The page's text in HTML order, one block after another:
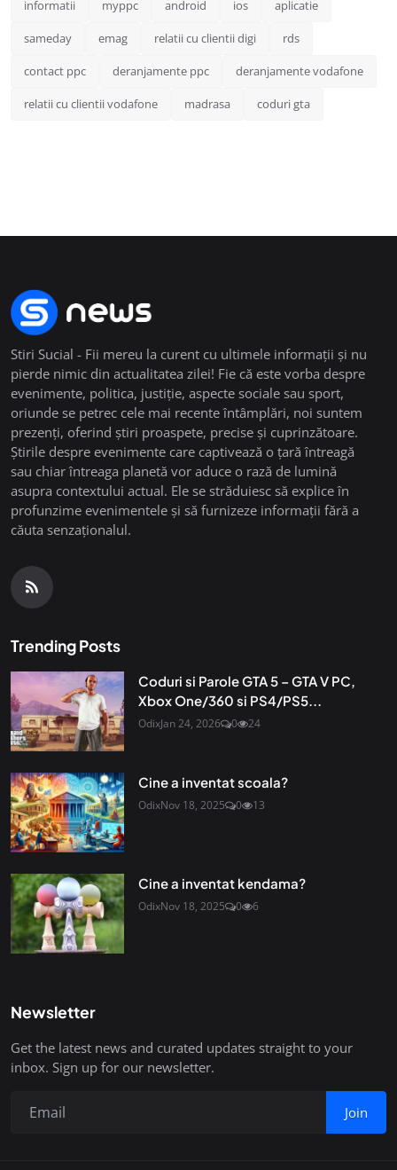
informatii myppc android ios aplicatie
sameday emag relatii cu clientii digi rds
contact ppc deranjamente ppc deranjamente vodafone
relatii cu clientii vodafone madrasa coduri gta
Stiri Sucial - Fii mereu la curent cu ultimele informații și nu
pierde nimic din actualitatea zilei! Fie că este vorba despre
evenimente, politica, justiție, aspecte sociale sau sport,
oriunde se petrec cele mai recente întâmplări, noi suntem
prezenți, oferind știri proaspete, precise și cuprinzătoare.
Știrile despre evenimente care captivează o țară întreagă
sau chiar întreaga planetă vor aduce o rază de lumină
asupra contextului actual. Ele se străduiesc să explice în
profunzime evenimentele și să furnizeze informații fără a
căuta senzaționalul.
Trending Posts
Coduri si Parole GTA 5 – GTA V PC,
Xbox One/360 si PS4/PS5...
OdixJan 24, 2026 0 24
Cine a inventat scoala?
OdixNov 18, 2025 0 13
Cine a inventat kendama?
OdixNov 18, 2025 0 6
Newsletter
Get the latest news and curated updates straight to your
inbox. Sign up for our newsletter.
Join